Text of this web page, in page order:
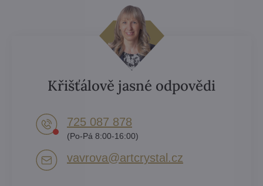
Křišťálově jasné odpovědi
725 087 878​
(Po-Pá 8:00-16:00)
vavrova​@artcrystal​.cz